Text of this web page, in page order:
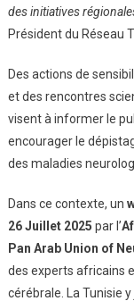
des initiatives
Président du Réseau
Des actions de
et des rencontres
visent à informer le
encourager le
des maladies
Dans ce contexte, un
26 Juillet 2025 par l’
Pan Arab Union of
des experts africains
cérébrale. La Tunisie